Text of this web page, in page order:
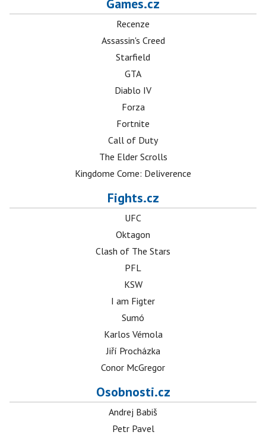
Games.cz
Recenze
Assassin's Creed
Starfield
GTA
Diablo IV
Forza
Fortnite
Call of Duty
The Elder Scrolls
Kingdome Come: Deliverence
Fights.cz
UFC
Oktagon
Clash of The Stars
PFL
KSW
I am Figter
Sumó
Karlos Vémola
Jiří Procházka
Conor McGregor
Osobnosti.cz
Andrej Babiš
Petr Pavel